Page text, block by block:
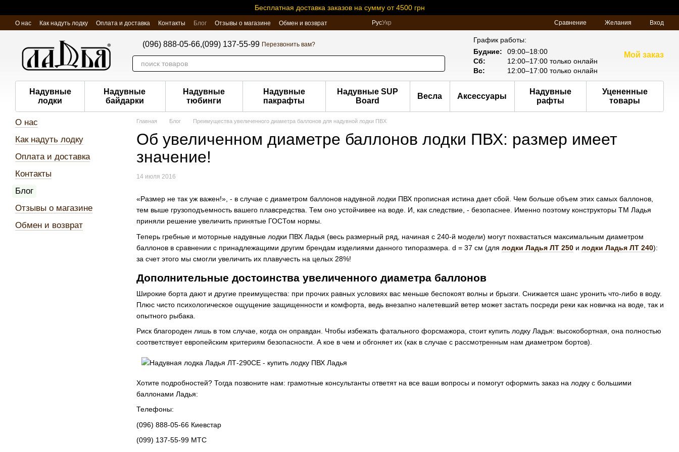
Бесплатная доставка заказов на сумму от 4500 грн
О нас Как надуть лодку Оплата и доставка Контакты Блог Отзывы о магазине Обмен и возврат РусУкр Сравнение Желания Вход
(096) 888-05-66,(099) 137-55-99 Перезвонить вам?
График работы:
Будние:
09:00–18:00
Сб:
12:00–17:00 только онлайн
Вс:
12:00–17:00 только онлайн
Мой заказ
Надувные
лодки
Надувные
байдарки
Надувные
тюбинги
Надувные
пакрафты
Надувные SUP
Board
Весла Аксессуары
Надувные
рафты
Уцененные
товары
Главная Блог Преимущества увеличенного диаметра баллонов для надувной лодки ПВХ
Об увеличенном диаметре баллонов лодки ПВХ: размер имеет
значение!
14 июля 2016
«Размер не так уж важен!», - в случае с диаметром баллонов надувной лодки ПВХ прописная истина дает сбой. Чем больше объем этих самых баллонов,
тем выше грузоподъемность вашего плавсредства. Тем оно устойчивее на воде. И, как следствие, - безопаснее. Именно поэтому конструкторы ТМ Ладья
приняли решение увеличить принятые ГОСТом нормы.
Теперь гребные и моторные надувные лодки ПВХ Ладья (весь размерный ряд, начиная с 240-й модели) могут похвастаться максимальным диаметром
баллонов в сравнении с принадлежащими другим брендам изделиями данного типоразмера. d = 37 см (для лодки Ладья ЛТ 250 и лодки Ладья ЛТ 240):
за счет этого мы смогли увеличить их плавучесть на целых 28%!
Дополнительные достоинства увеличенного диаметра баллонов
Широкие борта дают и другие преимущества: при прочих равных условиях вас меньше беспокоят волны и брызги. Снижается шанс уронить что-либо в воду.
Плюс чисто психологическое ощущение защищенности и комфорта, ведь внезапно налетевший ветер может застать посреди реки как новичка на воде, так и
опытного рыбака.
Риск благороден лишь в том случае, когда он оправдан. Чтобы избежать фатального форсмажора, стоит купить лодку Ладья: высокобортная, она полностью
соответствует европейским критериям безопасности. А кое в чем и обгоняет их (как в случае с рассмотренным нам диаметром бортов).
Хотите подробностей? Тогда позвоните нам: грамотные консультанты ответят на все ваши вопросы и помогут оформить заказ на лодку с большими
баллонами Ладья:
Телефоны:
(096) 888-05-66 Киевстар
(099) 137-55-99 МТС
О нас
Как надуть лодку
Оплата и доставка
Контакты
Блог
Отзывы о магазине
Обмен и возврат